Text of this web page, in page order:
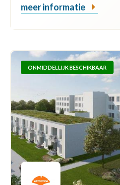
meer informatie
ONMIDDELLIJK BESCHIKBAAR